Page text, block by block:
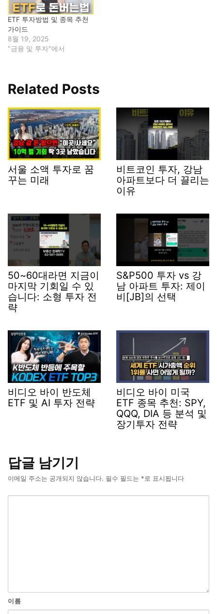
ETF 투자방법 및 종목 추천
가이드
8월 19, 2025
"금융 및 투자"에서
Related Posts
서울 소액 투자로 꿈
꾸는 미래
비트코인 투자, 강남
아파트보다 더 끌리는
이유
50~60대라면 지금이
마지막 기회일 수 있
습니다: 소형 투자 전
략
S&P500 투자 vs 강
남 아파트 투자: 제이
비[JB]의 선택
비디오 바이 반도체
ETF 및 AI 투자 전략
비디오 바이 미국
ETF 종목 추천: SPY,
QQQ, DIA 등 분석 및
장기투자 전략
답글 남기기
이메일 주소는 공개되지 않습니다. 필수 필드는 *로 표시됩니다
이름